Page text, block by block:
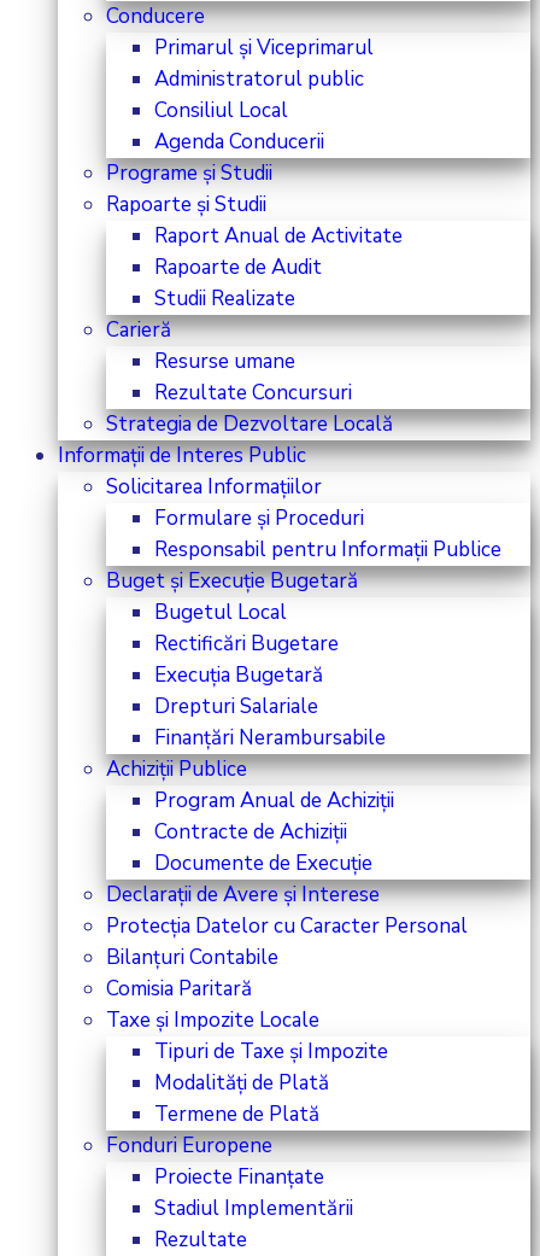
Conducere
Primarul și Viceprimarul
Administratorul public
Consiliul Local
Agenda Conducerii
Programe și Studii
Rapoarte și Studii
Raport Anual de Activitate
Rapoarte de Audit
Studii Realizate
Carieră
Resurse umane
Rezultate Concursuri
Strategia de Dezvoltare Locală
Informații de Interes Public
Solicitarea Informațiilor
Formulare și Proceduri
Responsabil pentru Informații Publice
Buget și Execuție Bugetară
Bugetul Local
Rectificări Bugetare
Execuția Bugetară
Drepturi Salariale
Finanțări Nerambursabile
Achiziții Publice
Program Anual de Achiziții
Contracte de Achiziții
Documente de Execuție
Declarații de Avere și Interese
Protecția Datelor cu Caracter Personal
Bilanțuri Contabile
Comisia Paritară
Taxe și Impozite Locale
Tipuri de Taxe și Impozite
Modalități de Plată
Termene de Plată
Fonduri Europene
Proiecte Finanțate
Stadiul Implementării
Rezultate